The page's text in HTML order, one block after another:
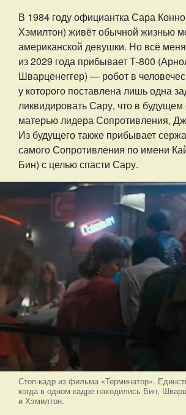
В 1984 году официантка Сара
Хэмилтон) живёт обычной жизнью
американской девушки. Но всё
из 2029 года прибывает Т-800
Шварценеггер) — робот в
у которого поставлена лишь одна
ликвидировать Сару, что в будущем
матерью лидера Сопротивления,
Из будущего также прибывает
самого Сопротивления по имени
Бин) с целью спасти Сару.
Стоп-кадр из фильма «Терминатор».
когда в одном кадре находились Бин,
и Хэмилтон.